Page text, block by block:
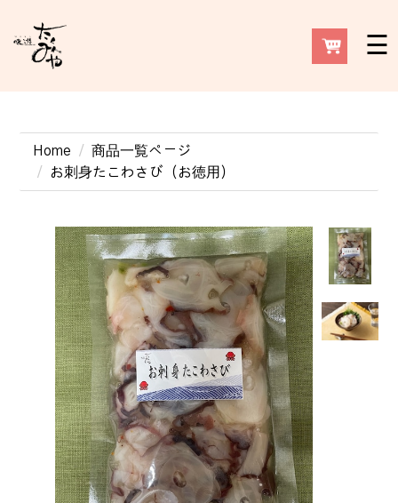
☰
Home
商品一覧ページ
お刺身たこわさび（お徳用）